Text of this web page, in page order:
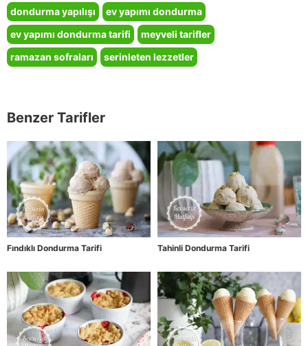
dondurma yapılışı
ev yapımı dondurma
ev yapımı dondurma tarifi
meyveli tarifler
ramazan sofraları
serinleten lezzetler
Benzer Tarifler
Fındıklı Dondurma Tarifi Tahinli Dondurma Tarifi